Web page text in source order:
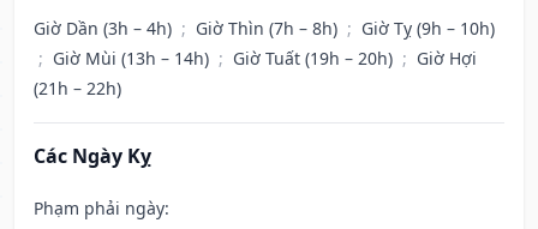
Giờ Dần (3h – 4h) ; Giờ Thìn (7h – 8h) ; Giờ Tỵ (9h – 10h)
; Giờ Mùi (13h – 14h) ; Giờ Tuất (19h – 20h) ; Giờ Hợi
(21h – 22h)
Các Ngày Kỵ
Phạm phải ngày: